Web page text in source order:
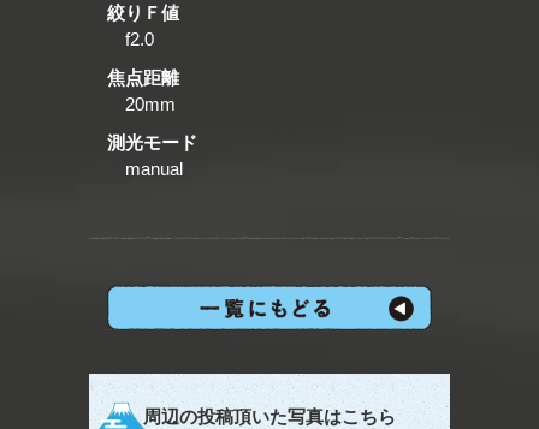
絞りＦ値
f2.0
焦点距離
20mm
測光モード
manual
周辺の投稿頂いた写真はこちら